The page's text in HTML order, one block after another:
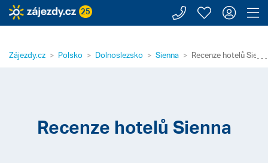
25 Zavolejte
Moje
⋯
Zájezdy.cz Polsko Dolnoslezsko Sienna Recenze hotelů
Recenze hotelů Sienna